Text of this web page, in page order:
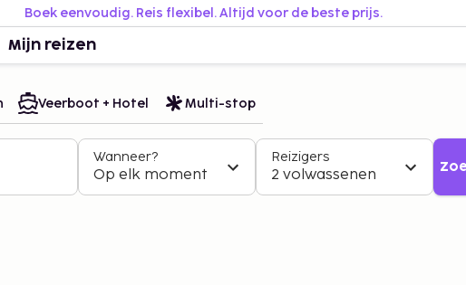
Boek eenvoudig. Reis flexibel. Altijd voor de beste prijs.
Mijn reizen
Veerboot + Hotel Multi-stop
Wanneer?
Op elk moment
Reizigers
2 volwassenen